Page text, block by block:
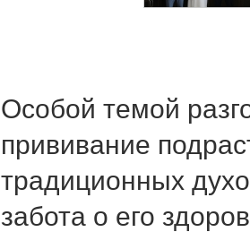
Особой темой
прививание
традиционных
забота о его